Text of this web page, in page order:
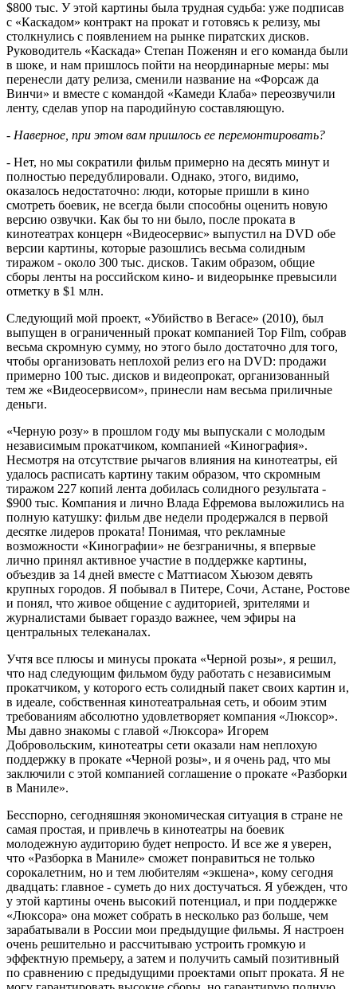
$800 тыс. У этой картины была трудная судьба: уже подписав
с «Каскадом» контракт на прокат и готовясь к релизу, мы
столкнулись с появлением на рынке пиратских дисков.
Руководитель «Каскада» Степан Поженян и его команда были
в шоке, и нам пришлось пойти на неординарные меры: мы
перенесли дату релиза, сменили название на «Форсаж да
Винчи» и вместе с командой «Камеди Клаба» переозвучили
ленту, сделав упор на пародийную составляющую.
- Наверное, при этом вам пришлось ее перемонтировать?
- Нет, но мы сократили фильм примерно на десять минут и
полностью передублировали. Однако, этого, видимо,
оказалось недостаточно: люди, которые пришли в кино
смотреть боевик, не всегда были способны оценить новую
версию озвучки. Как бы то ни было, после проката в
кинотеатрах концерн «Видеосервис» выпустил на DVD обе
версии картины, которые разошлись весьма солидным
тиражом - около 300 тыс. дисков. Таким образом, общие
сборы ленты на российском кино- и видеорынке превысили
отметку в $1 млн.
Следующий мой проект, «Убийство в Вегасе» (2010), был
выпущен в ограниченный прокат компанией Top Film, собрав
весьма скромную сумму, но этого было достаточно для того,
чтобы организовать неплохой релиз его на DVD: продажи
примерно 100 тыс. дисков и видеопрокат, организованный
тем же «Видеосервисом», принесли нам весьма приличные
деньги.
«Черную розу» в прошлом году мы выпускали с молодым
независимым прокатчиком, компанией «Кинография».
Несмотря на отсутствие рычагов влияния на кинотеатры, ей
удалось расписать картину таким образом, что скромным
тиражом 227 копий лента добилась солидного результата -
$900 тыс. Компания и лично Влада Ефремова выложились на
полную катушку: фильм две недели продержался в первой
десятке лидеров проката! Понимая, что рекламные
возможности «Кинографии» не безграничны, я впервые
лично принял активное участие в поддержке картины,
объездив за 14 дней вместе с Маттиасом Хьюзом девять
крупных городов. Я побывал в Питере, Сочи, Астане, Ростове
и понял, что живое общение с аудиторией, зрителями и
журналистами бывает гораздо важнее, чем эфиры на
центральных телеканалах.
Учтя все плюсы и минусы проката «Черной розы», я решил,
что над следующим фильмом буду работать с независимым
прокатчиком, у которого есть солидный пакет своих картин и,
в идеале, собственная кинотеатральная сеть, и обоим этим
требованиям абсолютно удовлетворяет компания «Люксор».
Мы давно знакомы с главой «Люксора» Игорем
Добровольским, кинотеатры сети оказали нам неплохую
поддержку в прокате «Черной розы», и я очень рад, что мы
заключили с этой компанией соглашение о прокате «Разборки
в Маниле».
Бесспорно, сегодняшняя экономическая ситуация в стране не
самая простая, и привлечь в кинотеатры на боевик
молодежную аудиторию будет непросто. И все же я уверен,
что «Разборка в Маниле» сможет понравиться не только
сорокалетним, но и тем любителям «экшена», кому сегодня
двадцать: главное - суметь до них достучаться. Я убежден, что
у этой картины очень высокий потенциал, и при поддержке
«Люксора» она может собрать в несколько раз больше, чем
зарабатывали в России мои предыдущие фильмы. Я настроен
очень решительно и рассчитываю устроить громкую и
эффектную премьеру, а затем и получить самый позитивный
по сравнению с предыдущими проектами опыт проката. Я не